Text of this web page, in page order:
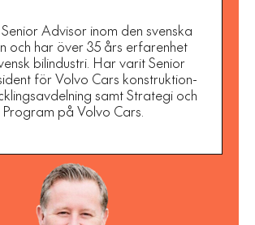
Advisor inom den svenska
och har över 35 års erfarenhet
bilindustri. Har varit Senior
för Volvo Cars konstruktion-
samt Strategi och
Program på Volvo Cars.